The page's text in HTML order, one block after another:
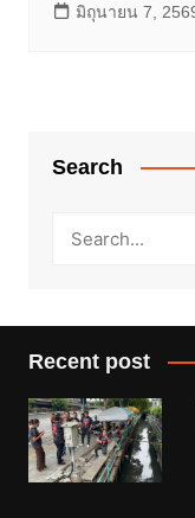
มิถุนายน 7,
Search
Recent post